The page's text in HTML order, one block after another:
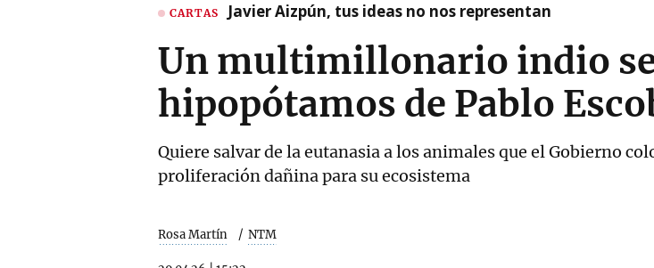
CARTAS Javier Aizpún, tus ideas no nos representan
Un multimillonario indio
hipopótamos de Pablo
Quiere salvar de la eutanasia a los animales que el Gobierno
proliferación dañina para su ecosistema
Rosa Martín NTM